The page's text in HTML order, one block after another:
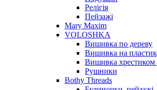
Релігія
Пейзажі
Mary Maxim
VOLOSHKA
Вишивка по дереву
Вишивка на
Вишивка хрестиком
Рушники
Bothy Threads